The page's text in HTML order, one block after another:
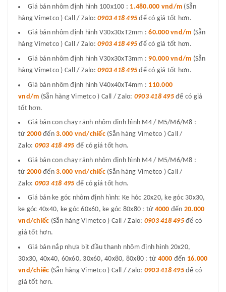
Giá bán nhôm định hình 100x100 : 1.480.000 vnd/m (Sẵn
hàng Vimetco ) Call / Zalo: 0903 418 495 để có giá tốt hơn.
Giá bán nhôm định hình V30x30xT2mm :60.000 vnd/m (Sẵn
hàng Vimetco ) Call / Zalo: 0903 418 495 để có giá tốt hơn.
Giá bán nhôm định hình V30x30xT3mm :90.000 vnd/m (Sẵn
hàng Vimetco ) Call / Zalo: 0903 418 495 để có giá tốt hơn.
Giá bán nhôm định hình V40x40xT4mm : 110.000
vnd/m (Sẵn hàng Vimetco ) Call / Zalo: 0903 418 495để có giá
tốt hơn.
Giá bán con chạy rãnh nhôm định hình M4 / M5/M6/M8 :
từ 2000đến 3.000 vnd/chiếc(Sẵn hàng Vimetco ) Call /
Zalo: 0903 418 495 để có giá tốt hơn.
Giá bán con chạy rãnh nhôm định hình M4 / M5/M6/M8 :
từ 2000đến 3.000 vnd/chiếc(Sẵn hàng Vimetco ) Call /
Zalo: 0903 418 495 để có giá tốt hơn.
Giá bán ke góc nhôm định hình: Ke hóc 20x20, ke góc 30x30,
ke góc 40x40, ke góc 60x60, ke góc 80x80 : từ 4000 đến 20.000
vnd/chiếc (Sẵn hàng Vimetco ) Call / Zalo: 0903 418 495để có
giá tốt hơn.
Giá bán nắp nhựa bịt đầu thanh nhôm định hình 20x20,
30x30, 40x40, 60x60, 30x60, 40x80, 80x80 : từ 4000 đến 16.000
vnd/chiếc (Sẵn hàng Vimetco ) Call / Zalo: 0903 418 495để có
giá tốt hơn.